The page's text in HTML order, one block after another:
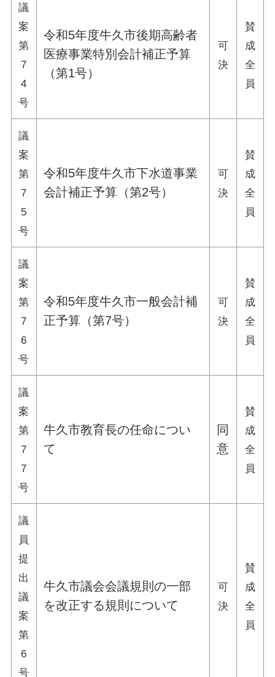
議
案
第
7
4
号
令和5年度牛久市後期高齢者
医療事業特別会計補正予算
（第1号）
可
決
賛
成
全
員
議
案
第
7
5
号
令和5年度牛久市下水道事業
会計補正予算（第2号）
可
決
賛
成
全
員
議
案
第
7
6
号
令和5年度牛久市一般会計補
正予算（第7号）
可
決
賛
成
全
員
議
案
第
7
7
号
牛久市教育長の任命につい
て
同
意
賛
成
全
員
議
員
提
出
議
案
第
6
号
牛久市議会会議規則の一部
を改正する規則について
可
決
賛
成
全
員